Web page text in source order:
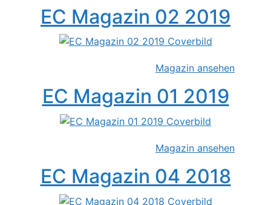
EC Magazin 02 2019
Magazin ansehen
EC Magazin 01 2019
Magazin ansehen
EC Magazin 04 2018